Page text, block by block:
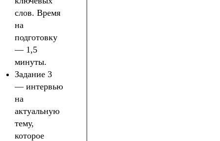
слов. Время
на
подготовку
— 1,5
минуты.
Задание 3
— интервью
на
актуальную
тему,
которое